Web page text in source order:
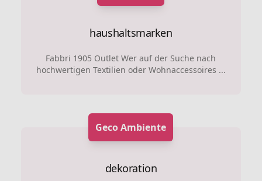
haushaltsmarken
Fabbri 1905 Outlet Wer auf der Suche nach
hochwertigen Textilien oder Wohnaccessoires ...
Geco Ambiente
dekoration